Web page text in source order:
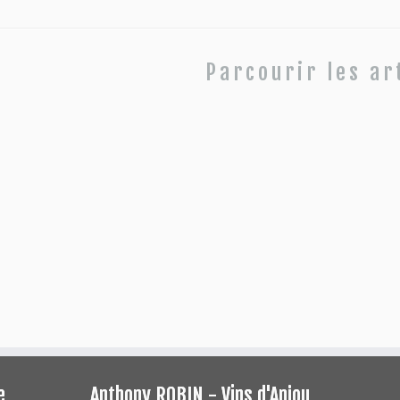
Parcourir les
Anthony ROBIN - Vins d'Anjou